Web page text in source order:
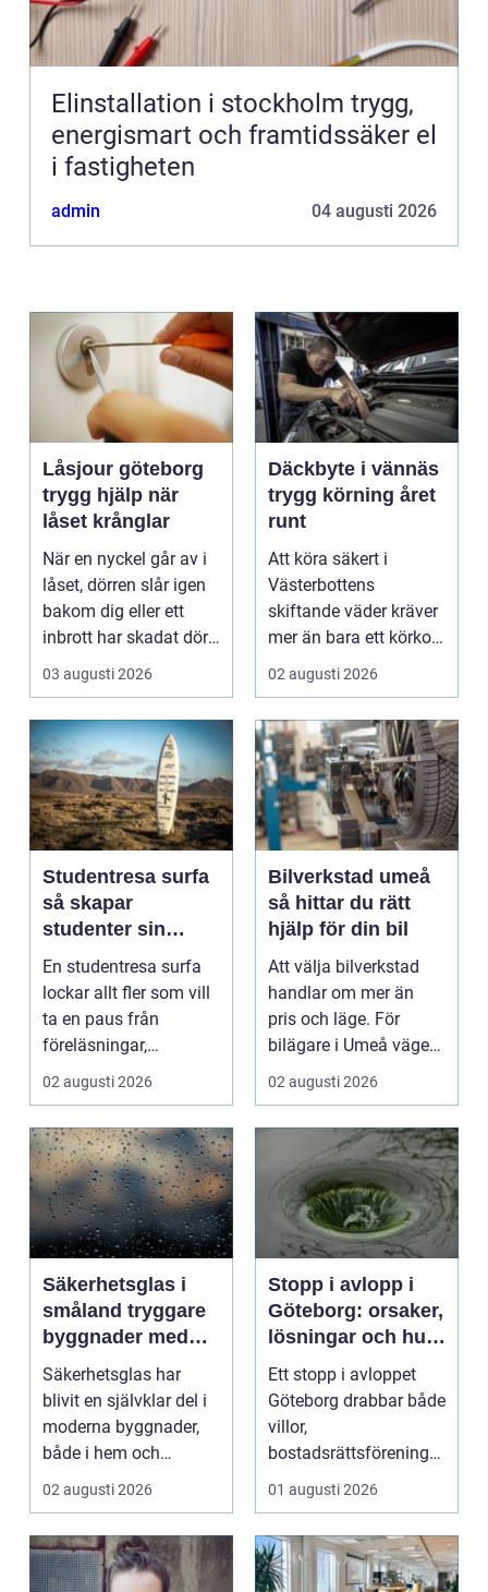
Elinstallation i stockholm trygg,
energismart och framtidssäker el
i fastigheten
admin 04 augusti 2026
Låsjour göteborg
trygg hjälp när
låset krånglar
När en nyckel går av i
låset, dörren slår igen
bakom dig eller ett
inbrott har skadat dörr
och karm,...
03 augusti 2026
Däckbyte i vännäs
trygg körning året
runt
Att köra säkert i
Västerbottens
skiftande väder kräver
mer än bara ett körkort
och en pålitlig bil. ...
02 augusti 2026
Studentresa surfa
så skapar
studenter sin
ultimata paus från
plugget
En studentresa surfa
lockar allt fler som vill
ta en paus från
föreläsningar,
tentaplugg och sena
02 augusti 2026
Bilverkstad umeå
så hittar du rätt
hjälp för din bil
Att välja bilverkstad
handlar om mer än
pris och läge. För
bilägare i Umeå väger
trygghet, tillgängl...
02 augusti 2026
Säkerhetsglas i
småland tryggare
byggnader med
smarta
glaslösningar
Säkerhetsglas har
blivit en självklar del i
moderna byggnader,
både i hem och
offentliga miljöer. I ...
02 augusti 2026
Stopp i avlopp i
Göteborg: orsaker,
lösningar och hur
problem kan
undvikas
Ett stopp i avloppet
Göteborg drabbar både
villor,
bostadsrättsföreningar
och h...
01 augusti 2026